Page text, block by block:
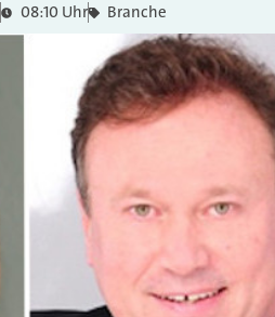
08:10 Uhr Branche